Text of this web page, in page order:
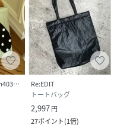
mignon trefle Room403 selected
Re:EDIT
トートバッグ
2,997円
27ポイント(1倍)